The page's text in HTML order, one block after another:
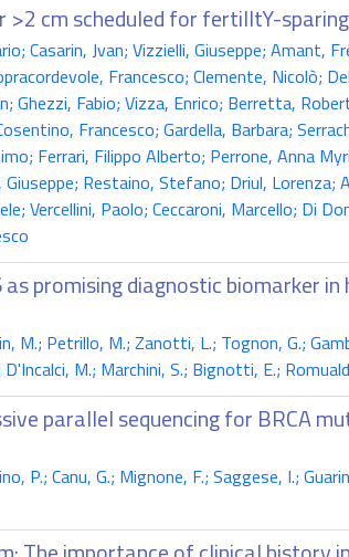
cm scheduled for fertilItY-
Casarin, Jvan; Vizzielli, Giuseppe; Amant,
Francesco; Clemente, Nicolò;
Ghezzi, Fabio; Vizza, Enrico; Berretta,
Francesco; Gardella, Barbara;
Ferrari, Filippo Alberto; Perrone, Anna
Restaino, Stefano; Driul,
Vercellini, Paolo; Ceccaroni, Marcello; Di
promising diagnostic biomarker
M.; Petrillo, M.; Zanotti, L.; Tognon, G.;
M.; Marchini, S.; Bignotti, E.;
parallel sequencing for BRCA
P.; Canu, G.; Mignone, F.; Saggese, I.;